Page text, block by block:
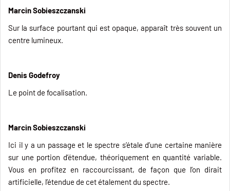
Marcin Sobieszczanski
Sur la surface pourtant qui est opaque, apparaît très souvent un
centre lumineux.
Denis Godefroy
Le point de focalisation.
Marcin Sobieszczanski
Ici il y a un passage et le spectre s’étale d’une certaine manière
sur une portion d’étendue, théoriquement en quantité variable.
Vous en profitez en raccourcissant, de façon que l’on dirait
artificielle, l’étendue de cet étalement du spectre.